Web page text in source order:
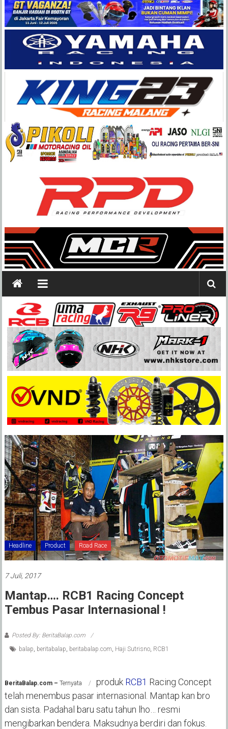
Balap
Paling
Lengkap
Headline Product Road Race
7 Juli, 2017
Mantap…. RCB1 Racing Concept
Tembus Pasar Internasional !
Posted By: BeritaBalap.com
balap, beritabalap, beritabalap.com, Haji Sutrisno, RCB1
BeritaBalap.com – Ternyata produk RCB1 Racing Concept
telah menembus pasar internasional. Mantap kan bro
dan sista. Padahal baru satu tahun lho… resmi
mengibarkan bendera. Maksudnya berdiri dan fokus.